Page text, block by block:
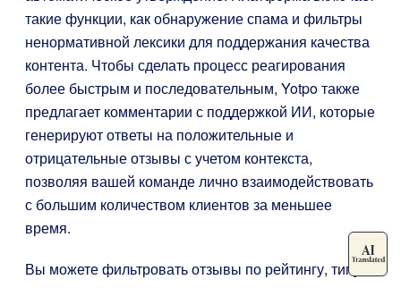
такие функции, как обнаружение спама и фильтры
ненормативной лексики для поддержания качества
контента. Чтобы сделать процесс реагирования
более быстрым и последовательным, Yotpo также
предлагает комментарии с поддержкой ИИ, которые
генерируют ответы на положительные и
отрицательные отзывы с учетом контекста,
позволяя вашей команде лично взаимодействовать
с большим количеством клиентов за меньшее
время.
Вы можете фильтровать отзывы по рейтингу, типу